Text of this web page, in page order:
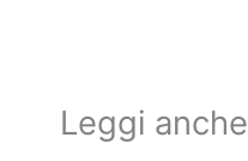
Leggi anche